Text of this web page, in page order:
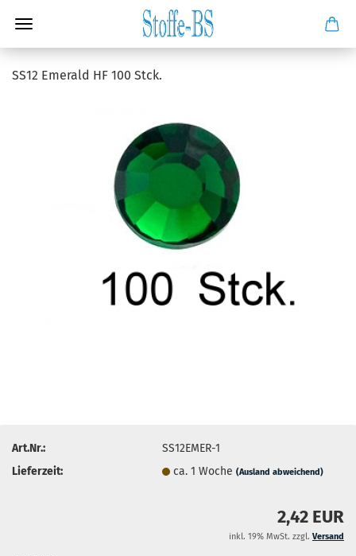
SS12 Emerald HF 100 Stck.
Art.Nr.:
SS12EMER-1
Lieferzeit:
ca. 1 Woche(Ausland abweichend)
2,42 EUR
inkl. 19% MwSt. zzgl. Versand